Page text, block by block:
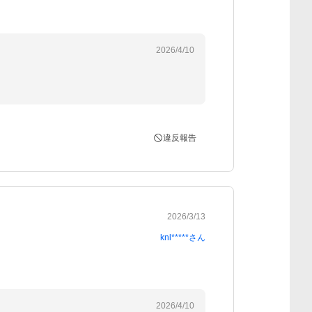
2026/4/10
違反報告
2026/3/13
knl*****さん
2026/4/10